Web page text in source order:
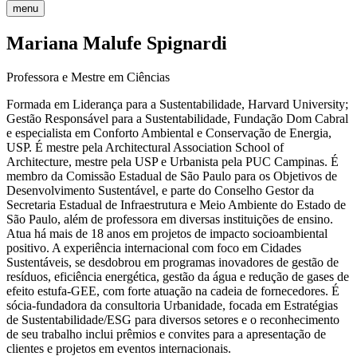
menu
Mariana Malufe Spignardi
Professora e Mestre em Ciências
Formada em Liderança para a Sustentabilidade, Harvard University;
Gestão Responsável para a Sustentabilidade, Fundação Dom Cabral
e especialista em Conforto Ambiental e Conservação de Energia,
USP. É mestre pela Architectural Association School of
Architecture, mestre pela USP e Urbanista pela PUC Campinas. É
membro da Comissão Estadual de São Paulo para os Objetivos de
Desenvolvimento Sustentável, e parte do Conselho Gestor da
Secretaria Estadual de Infraestrutura e Meio Ambiente do Estado de
São Paulo, além de professora em diversas instituições de ensino.
Atua há mais de 18 anos em projetos de impacto socioambiental
positivo. A experiência internacional com foco em Cidades
Sustentáveis, se desdobrou em programas inovadores de gestão de
resíduos, eficiência energética, gestão da água e redução de gases de
efeito estufa-GEE, com forte atuação na cadeia de fornecedores. É
sócia-fundadora da consultoria Urbanidade, focada em Estratégias
de Sustentabilidade/ESG para diversos setores e o reconhecimento
de seu trabalho inclui prêmios e convites para a apresentação de
clientes e projetos em eventos internacionais.